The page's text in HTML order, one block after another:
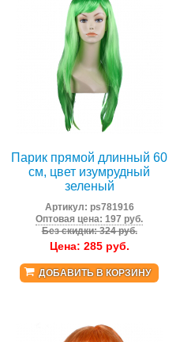
Парик прямой длинный 60
см, цвет изумрудный
зеленый
Артикул: ps781916
Оптовая цена: 197 руб.
Без скидки: 324 руб.
Цена: 285руб.
ДОБАВИТЬ В КОРЗИНУ